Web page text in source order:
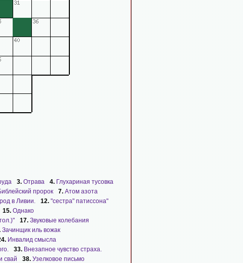
3. Отрава 4. Глухариная тусовка
пророк 7. Атом азота
в Ливии. 12. "сестра" патиссона"
15. Однако
17. Звуковые колебания
Зачинщик иль вожак
Инвалид смысла
33. Внезапное чувство страха.
свай 38. Узелковое письмо